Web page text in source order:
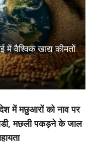
वैश्विक खाद्य कीमतों
में मछुआरों को नाव पर
मछली पकड़ने के जाल